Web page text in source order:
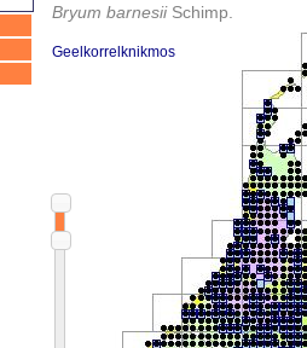
Bryum barnesii Schimp.
Geelkorrelknikmos